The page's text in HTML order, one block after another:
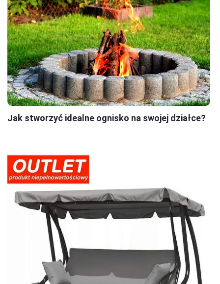
Jak stworzyć idealne ognisko na swojej działce?